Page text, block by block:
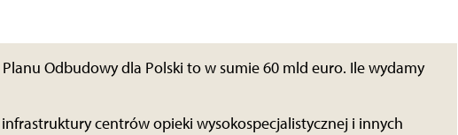
Odbudowy dla Polski to w sumie 60 mld euro. Ile wydamy
centrów opieki wysokospecjalistycznej i innych